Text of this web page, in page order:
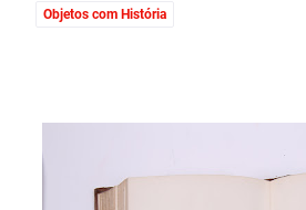
Objetos com História